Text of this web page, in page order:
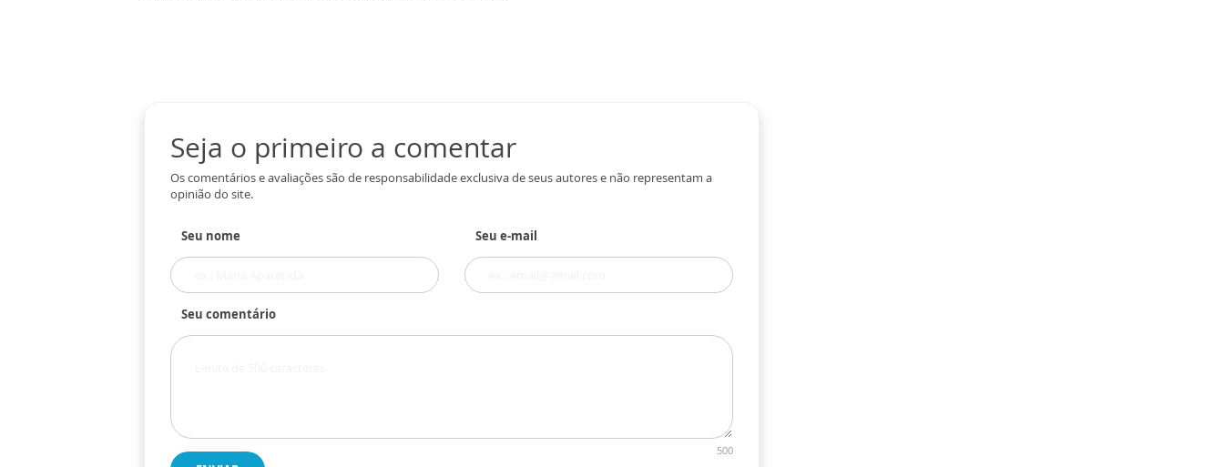
Seja o primeiro a comentar
Os comentários e avaliações são de responsabilidade exclusiva de seus autores e não representam a
opinião do site.
Seu nome Seu e-mail
Seu comentário
500